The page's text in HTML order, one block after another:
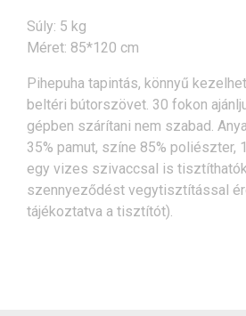
Súly: 5 kg
Méret: 85*120 cm
Pihepuha tapintás, könnyű
beltéri bútorszövet. 30 fokon
gépben szárítani nem szabad.
35% pamut, színe 85% poliészter,
egy vizes szivaccsal is
szennyeződést vegytisztítással
tájékoztatva a tisztítót).